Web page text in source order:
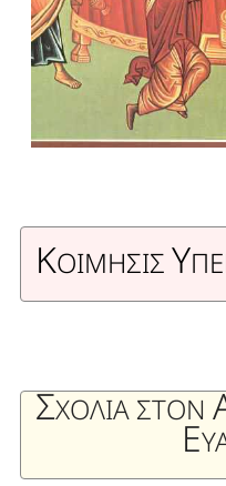
ΚΟΙΜΗΣΙΣ Υ
ΣΧΟΛΙΑ ΣΤΟΝ
Ε